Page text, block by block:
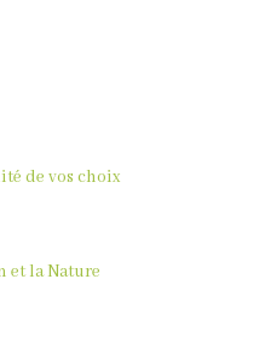
de vos choix
et la Nature